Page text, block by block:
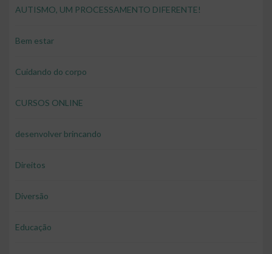
AUTISMO, UM PROCESSAMENTO DIFERENTE!
Bem estar
Cuidando do corpo
CURSOS ONLINE
desenvolver brincando
Direitos
Diversão
Educação